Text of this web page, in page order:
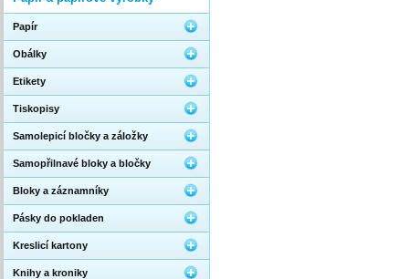
Papír
Obálky
Etikety
Tiskopisy
Samolepicí bločky a záložky
Samopřilnavé bloky a bločky
Bloky a záznamníky
Pásky do pokladen
Kreslicí kartony
Knihy a kroniky